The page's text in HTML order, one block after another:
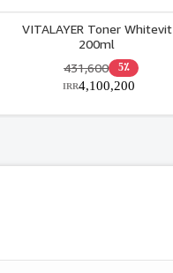
VITALAYER Toner Whitevit
200ml
5٪ 431,600
4,100,200
IRR